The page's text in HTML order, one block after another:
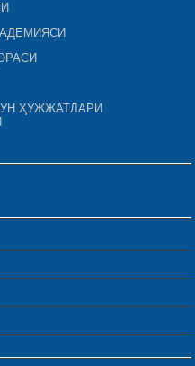
ҲУЖЖАТЛАРИ